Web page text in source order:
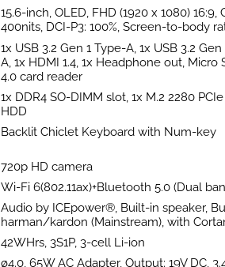
15.6-inch, OLED, FHD (1920 x 1080)
400nits, DCI-P3: 100%, Screen-to-body
1x USB 3.2 Gen 1 Type-A, 1x USB 3.2
A, 1x HDMI 1.4, 1x Headphone out, Micro
4.0 card reader
1x DDR4 SO-DIMM slot, 1x M.2 2280 PCIe
HDD
Backlit Chiclet Keyboard with Num-key
720p HD camera
Wi-Fi 6(802.11ax)+Bluetooth 5.0 (Dual
Audio by ICEpower®, Built-in speaker,
harman/kardon (Mainstream), with
42WHrs, 3S1P, 3-cell Li-ion
ø4.0, 65W AC Adapter, Output: 19V DC,